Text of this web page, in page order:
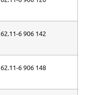
62.11-6 906 142
62.11-6 906 148